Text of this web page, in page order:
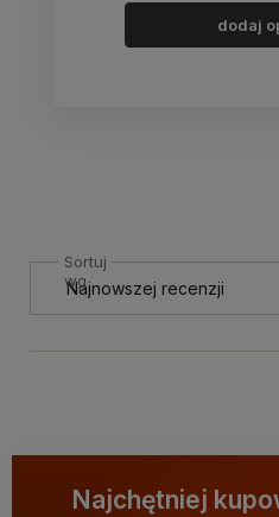
dodaj
Sortuj
wg
Najchętniej